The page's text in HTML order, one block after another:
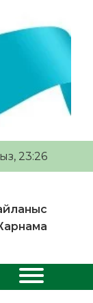
23:26